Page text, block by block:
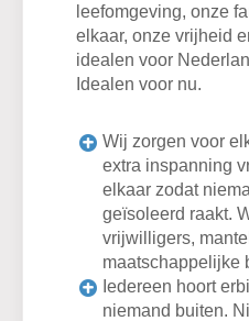
leefomgeving, onze
elkaar, onze vrijheid
idealen voor
Idealen voor nu.
Wij zorgen voor
extra inspanning
elkaar zodat
geïsoleerd raakt.
vrijwilligers,
maatschappelijke
Iedereen hoort
niemand buiten.